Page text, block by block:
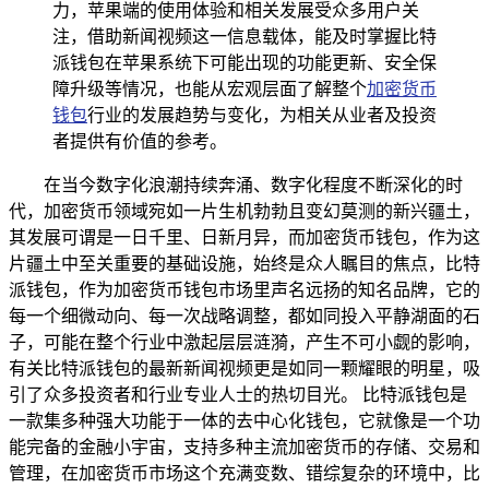
力，苹果端的使用体验和相关发展受众多用户关
注，借助新闻视频这一信息载体，能及时掌握比特
派钱包在苹果系统下可能出现的功能更新、安全保
障升级等情况，也能从宏观层面了解整个加密货币
钱包行业的发展趋势与变化，为相关从业者及投资
者提供有价值的参考。
在当今数字化浪潮持续奔涌、数字化程度不断深化的时
代，加密货币领域宛如一片生机勃勃且变幻莫测的新兴疆土，
其发展可谓是一日千里、日新月异，而加密货币钱包，作为这
片疆土中至关重要的基础设施，始终是众人瞩目的焦点，比特
派钱包，作为加密货币钱包市场里声名远扬的知名品牌，它的
每一个细微动向、每一次战略调整，都如同投入平静湖面的石
子，可能在整个行业中激起层层涟漪，产生不可小觑的影响，
有关比特派钱包的最新新闻视频更是如同一颗耀眼的明星，吸
引了众多投资者和行业专业人士的热切目光。 比特派钱包是
一款集多种强大功能于一体的去中心化钱包，它就像是一个功
能完备的金融小宇宙，支持多种主流加密货币的存储、交易和
管理，在加密货币市场这个充满变数、错综复杂的环境中，比